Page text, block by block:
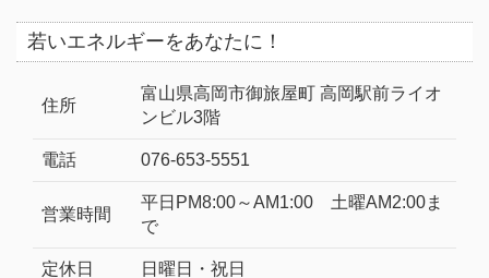
若いエネルギーをあなたに！
住所
富山県高岡市御旅屋町 高岡駅前ライオ
ンビル3階
電話 076-653-5551
営業時間
平日PM8:00～AM1:00 土曜AM2:00ま
で
定休日 日曜日・祝日